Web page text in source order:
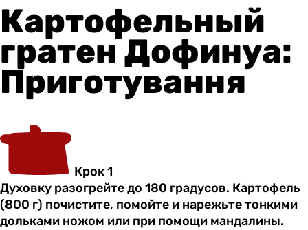
Картофельный
гратен Дофинуа:
Приготування
Крок 1
Духовку разогрейте до 180 градусов. Картофель
(800 г) почистите, помойте и нарежьте тонкими
дольками ножом или при помощи мандалины.